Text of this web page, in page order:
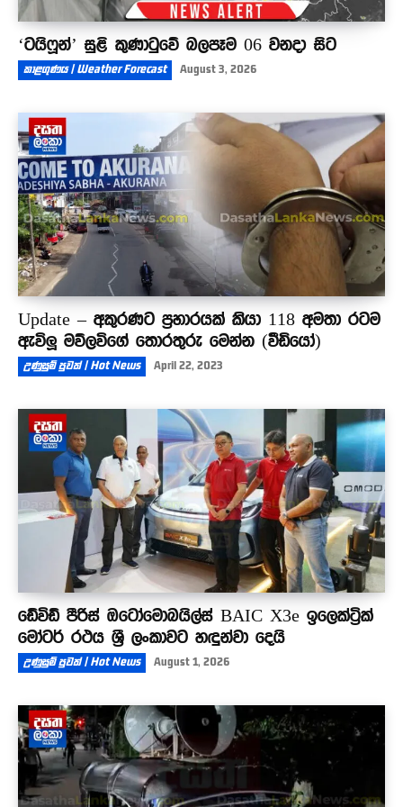
‘ටයිෆූන්’ සුළි කුණාටුවේ බලපෑම 06 වනදා සිට
කාළගුණය | Weather Forecast August 3, 2026
Update – අකුරණට ප්‍රහාරයක් කියා 118 අමතා රටම
ඇවිලූ මව්ලවිගේ තොරතුරු මෙන්න (වීඩියෝ)
උණුසුම් පුවත් | Hot News April 22, 2023
ඩේවිඩ් පීරිස් ඔටෝමොබයිල්ස් BAIC X3e ඉලෙක්ට්‍රික්
මෝටර් රථය ශ්‍රී ලංකාවට හඳුන්වා දෙයි
උණුසුම් පුවත් | Hot News August 1, 2026